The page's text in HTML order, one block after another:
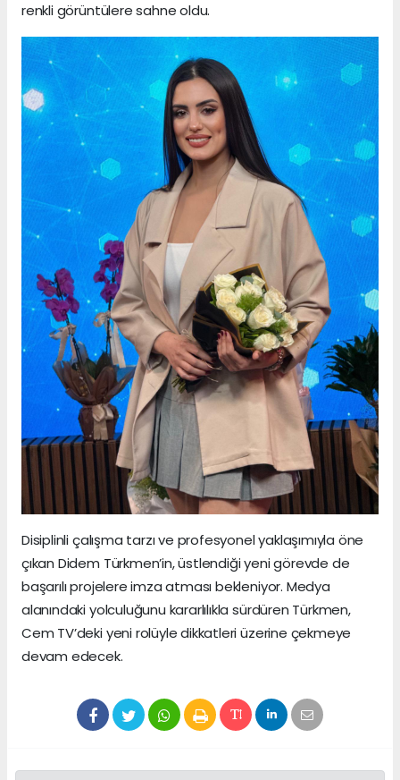
renkli görüntülere sahne oldu.
Disiplinli çalışma tarzı ve profesyonel yaklaşımıyla öne
çıkan Didem Türkmen’in, üstlendiği yeni görevde de
başarılı projelere imza atması bekleniyor. Medya
alanındaki yolculuğunu kararlılıkla sürdüren Türkmen,
Cem TV’deki yeni rolüyle dikkatleri üzerine çekmeye
devam edecek.